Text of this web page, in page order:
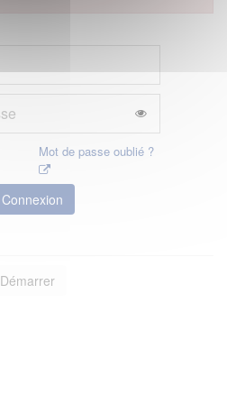
Mot de passe oublié ?
Connexion
Démarrer